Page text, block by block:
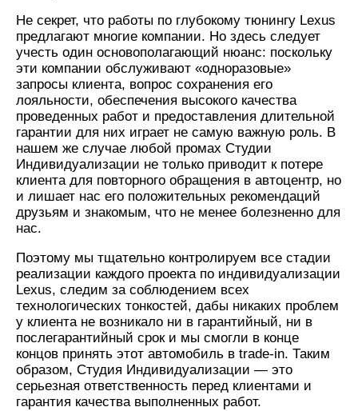
Не секрет, что работы по глубокому тюнингу Lexus
предлагают многие компании. Но здесь следует
учесть один основополагающий нюанс: поскольку
эти компании обслуживают «одноразовые»
запросы клиента, вопрос сохранения его
лояльности, обеспечения высокого качества
проведенных работ и предоставления длительной
гарантии для них играет не самую важную роль. В
нашем же случае любой промах Студии
Индивидуализации не только приводит к потере
клиента для повторного обращения в автоцентр, но
и лишает нас его положительных рекомендаций
друзьям и знакомым, что не менее болезненно для
нас.
Поэтому мы тщательно контролируем все стадии
реализации каждого проекта по индивидуализации
Lexus, следим за соблюдением всех
технологических тонкостей, дабы никаких проблем
у клиента не возникало ни в гарантийный, ни в
послегарантийный срок и мы смогли в конце
концов принять этот автомобиль в trade-in. Таким
образом, Студия Индивидуализации — это
серьезная ответственность перед клиентами и
гарантия качества выполненных работ.